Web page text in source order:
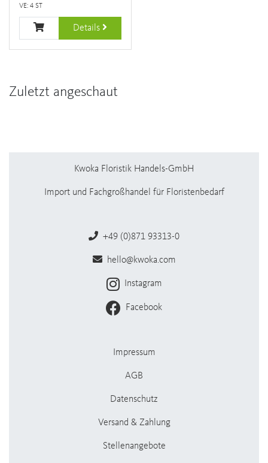
VE: 4 ST
Details
Zuletzt angeschaut
Kwoka Floristik Handels-GmbH
Import und Fachgroßhandel für Floristenbedarf
+49 (0)871 93313-0
hello@kwoka.com
Instagram
Facebook
Impressum
AGB
Datenschutz
Versand & Zahlung
Stellenangebote